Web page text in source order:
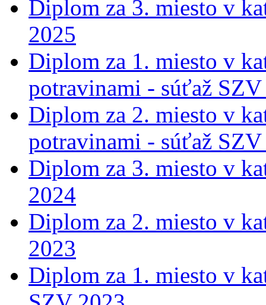
Diplom za 3. miesto v
2025
Diplom za 1. miesto v
potravinami - súťaž
Diplom za 2. miesto v
potravinami - súťaž
Diplom za 3. miesto v
2024
Diplom za 2. miesto v
2023
Diplom za 1. miesto v